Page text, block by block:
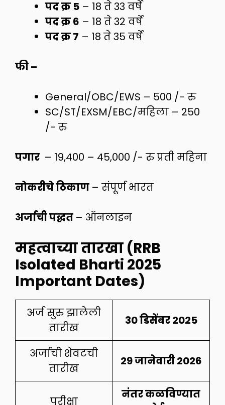
पद क्र 5 – 18 ते 33 वर्षे
पद क्र 6 – 18 ते 32 वर्षे
पद क्र 7 – 18 ते 35 वर्षे
फी –
General/OBC/EWS – 500 /- रु
SC/ST/EXSM/EBC/महिला – 250
/- रु
पगार – 19,400 – 45,000 /- रु प्रती महिना
नोकरीचे ठिकाण – संपूर्ण भारत
अर्जाची पद्धत – ऑनलाइन
महत्वाच्या तारखा (RRB
Isolated Bharti 2025
Important Dates)
अर्ज सुरु झालेली
तारीख
30 डिसेंबर 2025
अर्जाची शेवटची
तारीख
29 जानेवारी 2026
परीक्षा
नंतर कळविण्यात